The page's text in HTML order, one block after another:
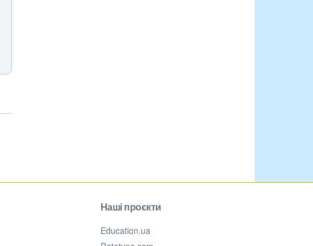
Наші проєкти
Education.ua